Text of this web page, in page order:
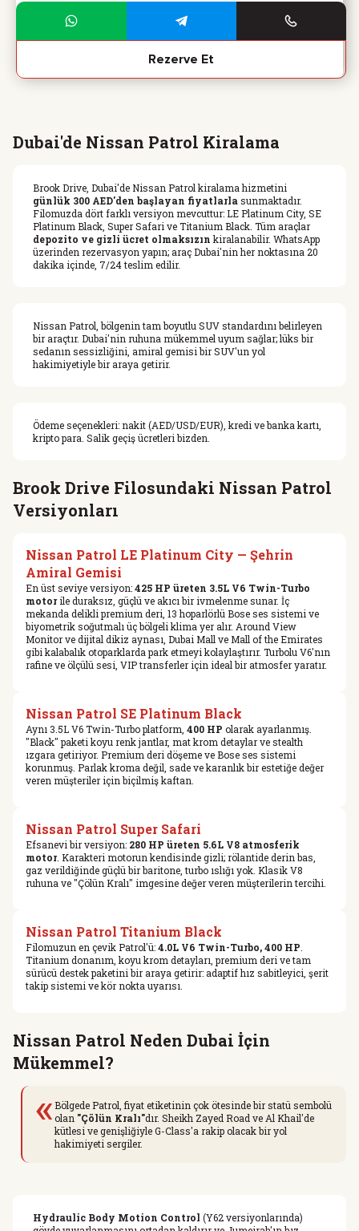
Rezerve Et
Dubai'de Nissan Patrol Kiralama
Brook Drive, Dubai'de Nissan Patrol kiralama hizmetini
günlük 300 AED'den başlayan fiyatlarlasunmaktadır.
Filomuzda dört farklı versiyon mevcuttur: LE Platinum City, SE
Platinum Black, Super Safari ve Titanium Black. Tüm araçlar
depozito ve gizli ücret olmaksızın kiralanabilir. WhatsApp
üzerinden rezervasyon yapın; araç Dubai'nin her noktasına 20
dakika içinde, 7/24 teslim edilir.
Nissan Patrol, bölgenin tam boyutlu SUV standardını belirleyen
bir araçtır. Dubai'nin ruhuna mükemmel uyum sağlar; lüks bir
sedanın sessizliğini, amiral gemisi bir SUV'un yol
hakimiyetiyle bir araya getirir.
Ödeme seçenekleri: nakit (AED/USD/EUR), kredi ve banka kartı,
kripto para. Salik geçiş ücretleri bizden.
Brook Drive Filosundaki Nissan Patrol
Versiyonları
Nissan Patrol LE Platinum City — Şehrin
Amiral Gemisi
En üst seviye versiyon:425 HP üreten 3.5L V6 Twin-Turbo
motorile duraksız, güçlü ve akıcı bir ivmelenme sunar. İç
mekanda delikli premium deri, 13 hoparlörlü Bose ses sistemi ve
biyometrik soğutmalı üç bölgeli klima yer alır. Around View
Monitor ve dijital dikiz aynası, Dubai Mall ve Mall of the Emirates
gibi kalabalık otoparklarda park etmeyi kolaylaştırır. Turbolu V6'nın
rafine ve ölçülü sesi, VIP transferler için ideal bir atmosfer yaratır.
Nissan Patrol SE Platinum Black
Aynı 3.5L V6 Twin-Turbo platform, 400 HP olarak ayarlanmış.
"Black" paketi koyu renk jantlar, mat krom detaylar ve stealth
ızgara getiriyor. Premium deri döşeme ve Bose ses sistemi
korunmuş. Parlak kroma değil, sade ve karanlık bir estetiğe değer
veren müşteriler için biçilmiş kaftan.
Nissan Patrol Super Safari
Efsanevi bir versiyon: 280 HP üreten 5.6L V8 atmosferik
motor. Karakteri motorun kendisinde gizli; rölantide derin bas,
gaz verildiğinde güçlü bir baritone, turbo ıslığı yok. Klasik V8
ruhuna ve "Çölün Kralı" imgesine değer veren müşterilerin tercihi.
Nissan Patrol Titanium Black
Filomuzun en çevik Patrol'ü:4.0L V6 Twin-Turbo, 400 HP
Titanium donanım, koyu krom detayları, premium deri ve tam
sürücü destek paketini bir araya getirir: adaptif hız sabitleyici, şerit
takip sistemi ve kör nokta uyarısı.
Nissan Patrol Neden Dubai İçin
Mükemmel?
«Bölgede Patrol, fiyat etiketinin çok ötesinde bir statü sembolü
olan "Çölün Kralı"dır. Sheikh Zayed Road ve Al Khail'de
kütlesi ve genişliğiyle G-Class'a rakip olacak bir yol
hakimiyeti sergiler.
Hydraulic Body Motion Control (Y62 versiyonlarında)